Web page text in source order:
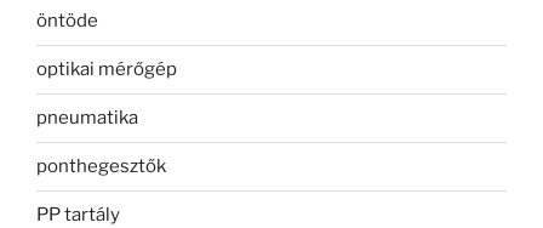
öntöde
optikai mérőgép
pneumatika
ponthegesztők
PP tartály